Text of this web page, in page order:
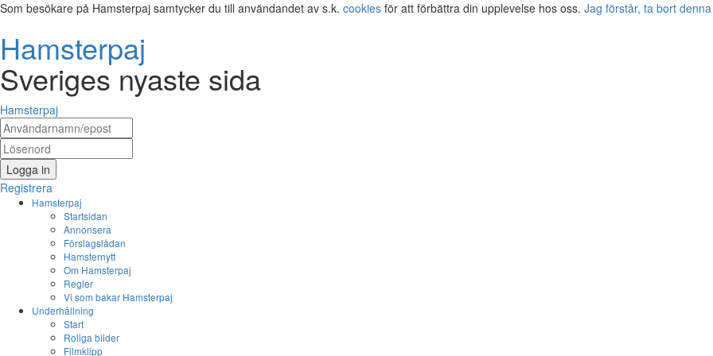
Som besökare på Hamsterpaj samtycker du till användandet av s.k. cookies för att förbättra din upplevelse hos oss. Jag förstår, ta bort
Hamsterpaj
Sveriges nyaste sida
Hamsterpaj
Logga in
Registrera
Hamsterpaj
Startsidan
Annonsera
Förslagslådan
Hamsternytt
Om Hamsterpaj
Regler
Vi som bakar Hamsterpaj
Underhållning
Start
Roliga bilder
Filmklipp